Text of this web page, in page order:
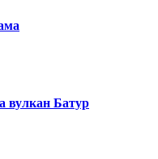
вулкан Батур